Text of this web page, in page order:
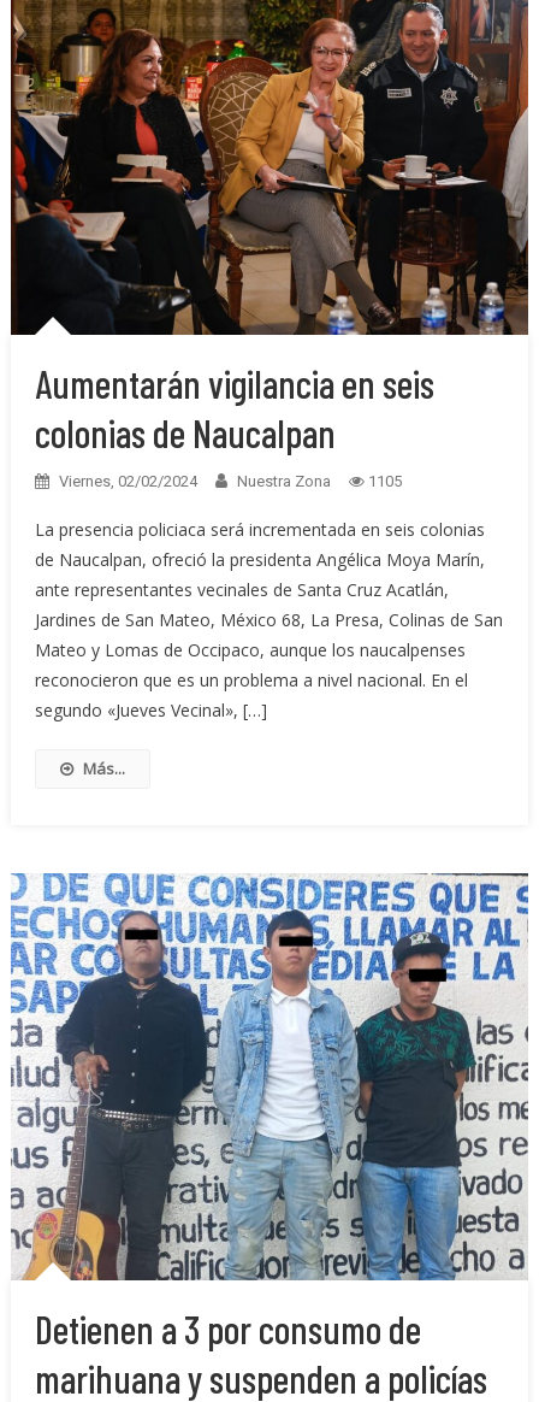
Aumentarán vigilancia en seis
colonias de Naucalpan
Viernes, 02/02/2024 Nuestra Zona 1105
La presencia policiaca será incrementada en seis colonias
de Naucalpan, ofreció la presidenta Angélica Moya Marín,
ante representantes vecinales de Santa Cruz Acatlán,
Jardines de San Mateo, México 68, La Presa, Colinas de San
Mateo y Lomas de Occipaco, aunque los naucalpenses
reconocieron que es un problema a nivel nacional. En el
segundo «Jueves Vecinal», […]
Más...
Detienen a 3 por consumo de
marihuana y suspenden a policías